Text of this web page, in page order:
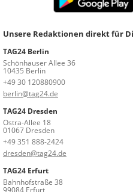
Unsere Redaktionen direkt für
TAG24 Berlin
Schönhauser Allee 36
10435 Berlin
+49 30 120880900
berlin@tag24.de
TAG24 Dresden
Ostra-Allee 18
01067 Dresden
+49 351 888-2424
dresden@tag24.de
TAG24 Erfurt
Bahnhofstraße 38
99084 Erfurt